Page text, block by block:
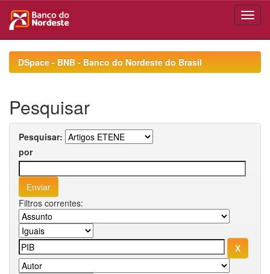
navigationDSpace - BNB - Banco do Nordeste do Brasil
Pesquisar
Pesquisar:
por
Filtros correntes: